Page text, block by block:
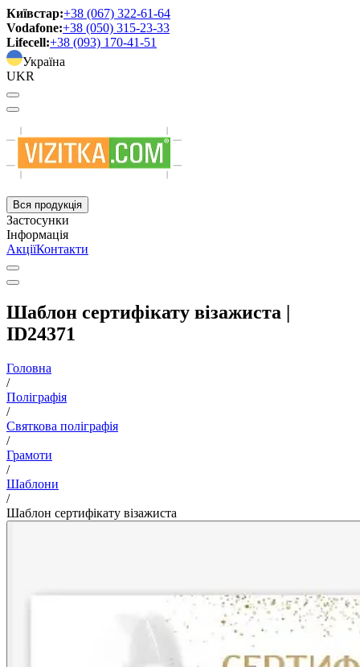
Київстар:+38 (067) 322-61-64
Vodafone:+38 (050) 315-23-33
Lifecell:+38 (093) 170-41-51
Україна
UKR
Вся продукція
Застосунки
Інформація
АкціїКонтакти
Шаблон сертифікату візажиста |
ID24371
Головна
/
Поліграфія
/
Святкова поліграфія
/
Грамоти
/
Шаблони
/
Шаблон сертифікату візажиста